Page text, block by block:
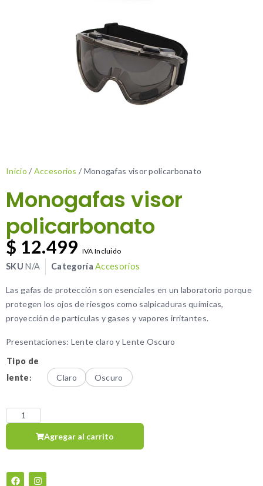
Inicio / Accesorios / Monogafas visor policarbonato
Monogafas visor
policarbonato
$ 12.499 IVA Incluido
SKUN/A Categoría Accesorios
Las gafas de protección son esenciales en un laboratorio porque
protegen los ojos de riesgos como salpicaduras químicas,
proyección de partículas y gases y vapores irritantes.
Presentaciones: Lente claro y Lente Oscuro
Tipo de
lente: Claro Oscuro
Agregar al carrito